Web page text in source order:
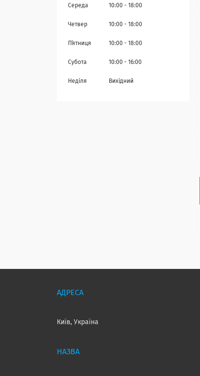
Середа 10:00 18:00
Четвер 10:00 18:00
Пʼятниця 10:00 18:00
Субота 10:00 16:00
Неділя Вихідний
Київ, Україна